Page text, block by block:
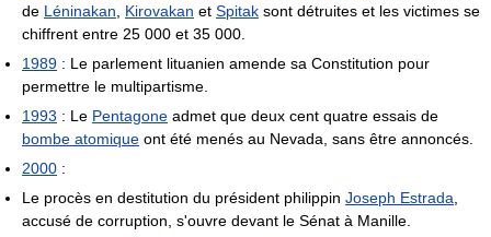
de Léninakan Kirovakan et Spitak sont détruites et les victimes se
chiffrent entre 25 000 et 35 000.
1989 : Le parlement lituanien amende sa Constitution pour
permettre le multipartisme.
1993 : Le Pentagone admet que deux cent quatre essais de
bombe atomique ont été menés au Nevada, sans être annoncés.
2000 :
Le procès en destitution du président philippin Joseph Estrada
accusé de corruption, s'ouvre devant le Sénat à Manille.